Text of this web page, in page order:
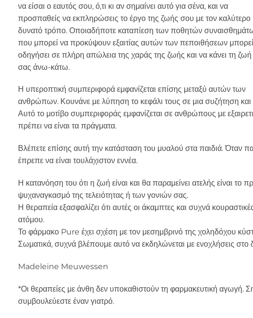
να είσαι ο εαυτός σου, ό,τι κι αν σημαίνει αυτό για σένα, και να
προσπαθείς να εκπληρώσεις το έργο της ζωής σου με τον καλύτερο
δυνατό τρόπο. Οποιαδήποτε καταπίεση των ποθητών
που μπορεί να προκύψουν εξαιτίας αυτών των πεποιθήσεων
οδηγήσει σε πλήρη απώλεια της χαράς της ζωής και να κάνει τη ζωή
σας άνω-κάτω.
Η υπεροπτική συμπεριφορά εμφανίζεται επίσης μεταξύ αυτών των
ανθρώπων. Κουνάνε με λύπηση το κεφάλι τους σε μια συζήτηση
Αυτό το μοτίβο συμπεριφοράς εμφανίζεται σε ανθρώπους με
πρέπει να είναι τα πράγματα.
Βλέπετε επίσης αυτή την κατάσταση του μυαλού στα παιδιά. Όταν
έπρεπε να είναι τουλάχιστον εννέα.
Η κατανόηση του ότι η ζωή είναι και θα παραμείνει ατελής είναι
ψυχαναγκασμό της τελειότητας ή των γονιών σας.
Η θεραπεία εξασφαλίζει ότι αυτές οι άκαμπτες και συχνά
ατόμου.
Το φάρμακο Pure έχει σχέση με τον μεσημβρινό της χοληδόχου
Σωματικά, συχνά βλέπουμε αυτό να εκδηλώνεται με ενοχλήσεις στο
Madeleine Meuwessen
*Οι θεραπείες με άνθη δεν υποκαθιστούν τη φαρμακευτική αγωγή.
συμβουλεύεστε έναν γιατρό.